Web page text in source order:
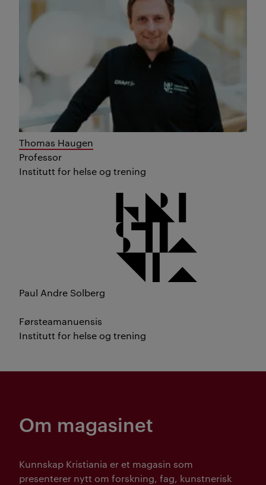
Thomas Haugen
Professor
Institutt for helse og trening
Paul Andre Solberg
Førsteamanuensis
Institutt for helse og trening
Om magasinet
Kunnskap Kristiania er et magasin som
presenterer nytt om forskning, fag, kunstnerisk